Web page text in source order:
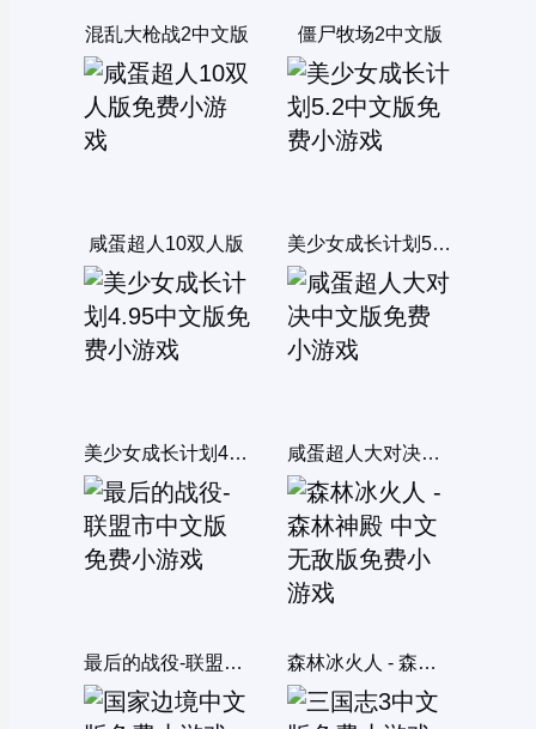
混乱大枪战2中文版 僵尸牧场2中文版
咸蛋超人10双人版 美少女成长计划5.2中文版
美少女成长计划4.95中文版 咸蛋超人大对决中文版
最后的战役-联盟市中文版 森林冰火人 - 森林神殿 中文无敌版